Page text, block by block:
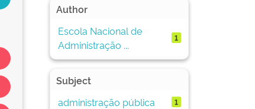
Author
Escola Nacional de
Administração ...
1
Subject
administração pública
1